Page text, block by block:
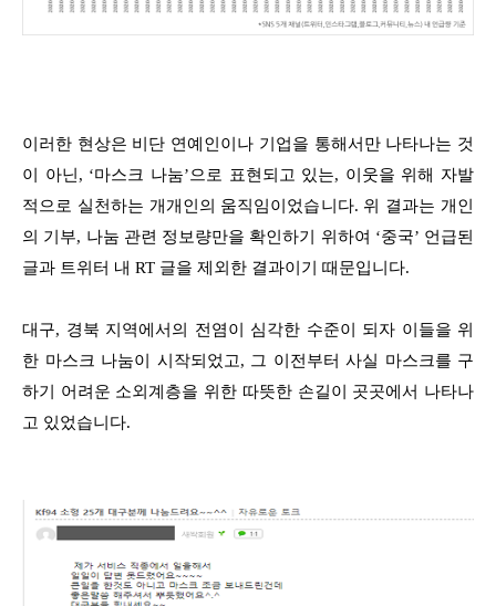
이러한 현상은 비단 연예인이나 기업을 통해서만 나타나는 것
이 아닌, ‘마스크 나눔’으로 표현되고 있는, 이웃을 위해 자발
적으로 실천하는 개개인의 움직임이었습니다. 위 결과는 개인
의 기부, 나눔 관련 정보량만을 확인하기 위하여 ‘중국’ 언급된
글과 트위터 내 RT 글을 제외한 결과이기 때문입니다.
대구, 경북 지역에서의 전염이 심각한 수준이 되자 이들을 위
한 마스크 나눔이 시작되었고, 그 이전부터 사실 마스크를 구
하기 어려운 소외계층을 위한 따뜻한 손길이 곳곳에서 나타나
고 있었습니다.